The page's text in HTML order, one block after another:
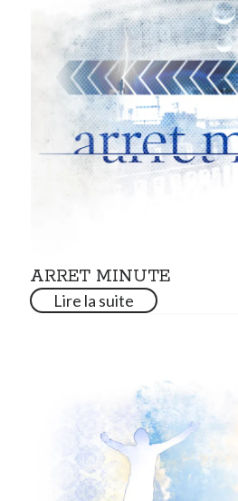
ARRET MINUTE
Lire la suite